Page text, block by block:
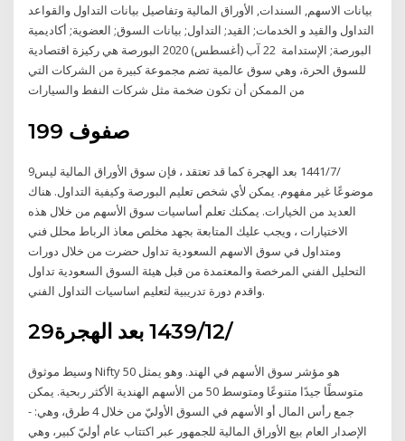
بيانات الاسهم, السندات, الأوراق المالية وتفاصيل بيانات التداول والقواعد
التداول والقيد و الخدمات; القيد; التداول; بيانات السوق; العضوية; أكاديمية
البورصة; الإستدامة 22 آب (أغسطس) 2020 البورصة هي ركيزة اقتصادية
للسوق الحرة، وهي سوق عالمية تضم مجموعة كبيرة من الشركات التي
199 صفوف
9‏‏/7‏‏/1441 بعد الهجرة كما قد تعتقد ، فإن سوق الأوراق المالية ليس
موضوعًا غير مفهوم. يمكن لأي شخص تعليم البورصة وكيفية التداول. هناك
العديد من الخيارات. يمكنك تعلم أساسيات سوق الأسهم من خلال هذه
الاختيارات ، ويجب عليك المتابعة بجهد مخلص معاذ الرباط محلل فني
ومتداول في سوق الاسهم السعودية تداول حضرت من خلال دورات
التحليل الفني المرخصة والمعتمدة من قبل هيئة السوق السعودية تداول
واقدم دورة تدريبية لتعليم اساسيات التداول الفني.
29‏‏/12‏‏/1439 بعد الهجرة
وسيط موثوق Nifty 50 هو مؤشر سوق الأسهم في الهند. وهو يمثل
متوسطًا جيدًا متنوعًا ومتوسط 50 من الأسهم الهندية الأكثر ربحية. يمكن
جمع رأس المال أو الأسهم في السوق الأوليّ من خلال 4 طرق، وهي: -
الإصدار العام بيع الأوراق المالية للجمهور عبر اكتتاب عام أوليّ كبير، وهي